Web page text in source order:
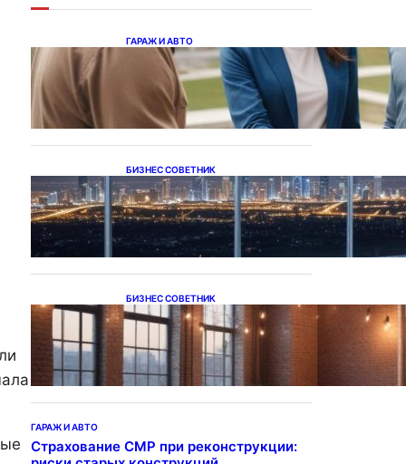
ГАРАЖ И АВТО
Ипотека на новостройки
при оформлении
напрямую у застройщика
БИЗНЕС СОВЕТНИК
Каталог светодиодных
светильников и LED-
освещения в Казахстане
БИЗНЕС СОВЕТНИК
Подвесные светодиодные
светильники на тросе
ГАРАЖ И АВТО
Страхование СМР при реконструкции: